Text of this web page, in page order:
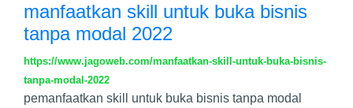
manfaatkan skill untuk buka bisnis
tanpa modal 2022
https://www.jagoweb.com/manfaatkan-skill-untuk-buka-bisnis-
tanpa-modal-2022
pemanfaatkan skill untuk buka bisnis tanpa modal